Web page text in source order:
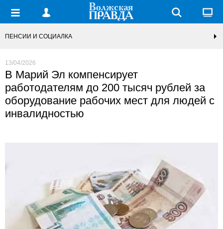
ПЕНСИИ И СОЦИАЛКА
13/04/2026
В Марий Эл компенсирует
работодателям до 200 тысяч рублей за
оборудование рабочих мест для людей с
инвалидностью